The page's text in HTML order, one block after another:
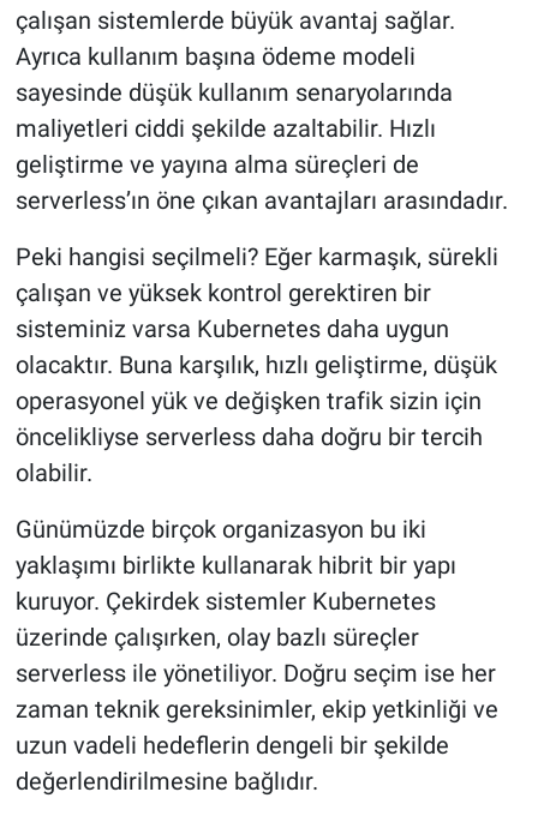
çalışan sistemlerde büyük avantaj sağlar.
Ayrıca kullanım başına ödeme modeli
sayesinde düşük kullanım senaryolarında
maliyetleri ciddi şekilde azaltabilir. Hızlı
geliştirme ve yayına alma süreçleri de
serverless’ın öne çıkan avantajları arasındadır.
Peki hangisi seçilmeli? Eğer karmaşık, sürekli
çalışan ve yüksek kontrol gerektiren bir
sisteminiz varsa Kubernetes daha uygun
olacaktır. Buna karşılık, hızlı geliştirme, düşük
operasyonel yük ve değişken trafik sizin için
öncelikliyse serverless daha doğru bir tercih
olabilir.
Günümüzde birçok organizasyon bu iki
yaklaşımı birlikte kullanarak hibrit bir yapı
kuruyor. Çekirdek sistemler Kubernetes
üzerinde çalışırken, olay bazlı süreçler
serverless ile yönetiliyor. Doğru seçim ise her
zaman teknik gereksinimler, ekip yetkinliği ve
uzun vadeli hedeflerin dengeli bir şekilde
değerlendirilmesine bağlıdır.